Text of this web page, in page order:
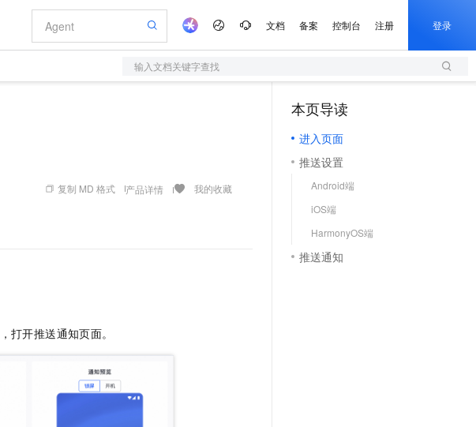
文档 备案 控制台 注册 登录
输入文档关键字查找
复制 MD 格式 产品详情 我的收藏
，打开推送通知页面。
本页导读
进入页面
推送设置
Android端
iOS端
HarmonyOS端
推送通知
利器
Wan2.7-T2V
语音识别与合成
Qwen3-TTS-Flash
全托管，含MySQL、PostgreSQL、SQL Server、MariaDB多引擎
云原生的云上边界网络安全防护产品
轻量应用服务器
数字证书管理服务（原SSL证书）
实现全站HTTPS，呈现可信的WEB访问
大数据开发治理平台 DataWorks
队
轻松解锁专属 DeepSeek-V4-Pro
一句话生成原生可编辑精美 PPT 文稿
输入一句话想法, 轻松生成专业的 PPT
一键部署幻兽帕鲁游戏服务器
一键购买专属联机服务器，轻松开启游戏
漫剧工坊：一站式动画创作平台
快速生产连贯的高质量长漫剧
10 分钟搭建微信、支付宝小程序
司成长
倍，夜间低至2折
AI 场景体验
从图文生成到视频创作，一键激活电商全链路生产力
AI助力短剧漫剧创作，剧本、分镜、视频高效生成
AI 办公
AI智能应用，一键激活高效办公新体验
AI 活动
AI 生产力先锋
先锋实践拓展 AI 生产力的边界
飞天发布时刻
所见，即是所愿
从基础到进阶，Agent 创客手把手教你
配置报价器
阿里云 OPC 创新助力计划
Token 补贴，五大权
益加速 OPC 成功
基础软件
Red Hat
专业服务
代维服务
产品伙伴合作计划 服务伙伴合作计划
Al MaaS 服务伙伴赋能合作
伙伴信用分合作计划
更多支持
合作伙伴培训与认证
查询合作伙伴
阿里云认证 开发者社区
我要反馈
市场活动
高校合作
云工开物
科研合作
加入我们